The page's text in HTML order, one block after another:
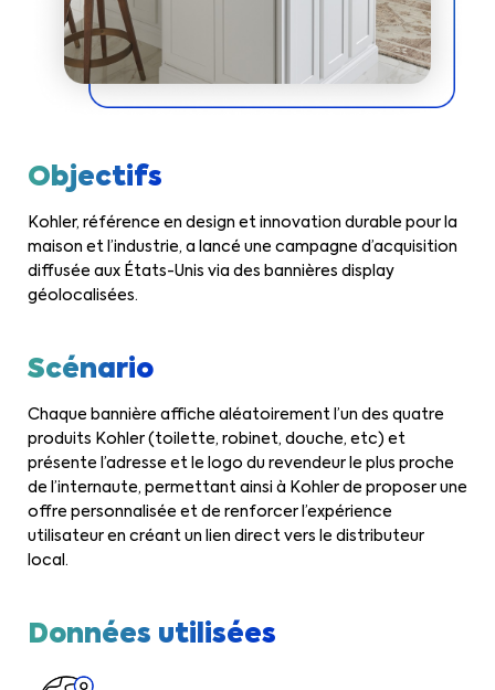
Objectifs
Kohler, référence en design et innovation durable pour la
maison et l’industrie, a lancé une campagne d’acquisition
diffusée aux États-Unis via des bannières display
géolocalisées.
Scénario
Chaque bannière affiche aléatoirement l’un des quatre
produits Kohler (toilette, robinet, douche, etc) et
présente l’adresse et le logo du revendeur le plus proche
de l’internaute, permettant ainsi à Kohler de proposer une
offre personnalisée et de renforcer l’expérience
utilisateur en créant un lien direct vers le distributeur
local.
Données utilisées